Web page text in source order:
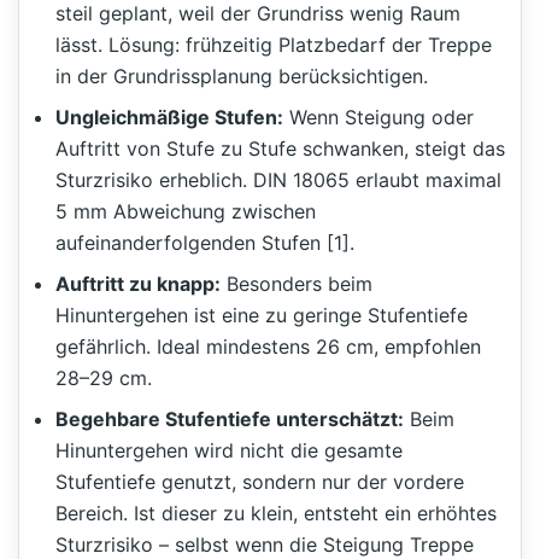
steil geplant, weil der Grundriss wenig Raum
lässt. Lösung: frühzeitig Platzbedarf der Treppe
in der Grundrissplanung berücksichtigen.
Ungleichmäßige Stufen: Wenn Steigung oder
Auftritt von Stufe zu Stufe schwanken, steigt das
Sturzrisiko erheblich. DIN 18065 erlaubt maximal
5 mm Abweichung zwischen
aufeinanderfolgenden Stufen [1].
Auftritt zu knapp: Besonders beim
Hinuntergehen ist eine zu geringe Stufentiefe
gefährlich. Ideal mindestens 26 cm, empfohlen
28–29 cm.
Begehbare Stufentiefe unterschätzt: Beim
Hinuntergehen wird nicht die gesamte
Stufentiefe genutzt, sondern nur der vordere
Bereich. Ist dieser zu klein, entsteht ein erhöhtes
Sturzrisiko – selbst wenn die Steigung Treppe